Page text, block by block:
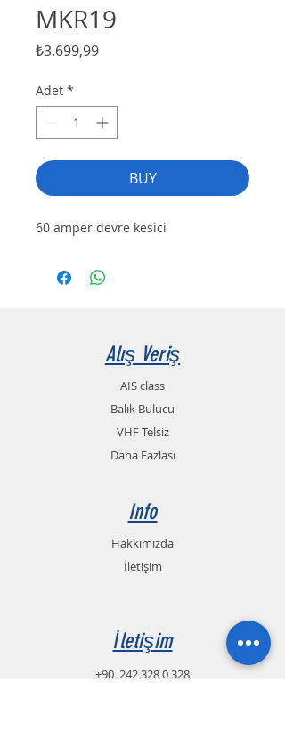
MKR19
₺3.699,99Fiyat
Adet *
BUY
60 amper devre kesici
Alış Veriş
AIS class
Balık Bulucu
VHF Telsiz
Daha Fazlası
Info
Hakkımızda
İletişim
İletişim
+90 242 328 0 328